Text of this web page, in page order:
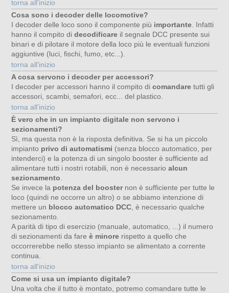
torna all'inizio
Cosa sono i decoder delle locomotive?
I decoder delle loco sono il componente più importante . Infatti
hanno il compito di decodificare il segnale DCC presente sui
binari e di pilotare il motore della loco più le eventuali funzioni
aggiuntive (luci, fischi, fumo, etc...).
torna all'inizio
A cosa servono i decoder per accessori?
I decoder per accessori hanno il compito di comandare tutti gli
accessori, scambi, semafori, ecc... del plastico.
torna all'inizio
È vero che in un impianto digitale non servono i
sezionamenti?
Sì, ma questa non è la risposta definitiva. Se si ha un piccolo
impianto privo di automatismi (senza blocco automatico, per
intenderci) e la potenza di un singolo booster è sufficiente ad
alimentare tutti i nostri rotabili, non è necessario alcun
sezionamento
Se invece la potenza del boosternon è sufficiente per tutte le
loco (quindi ne occorre un altro) o se abbiamo intenzione di
mettere un blocco automatico DCC , è necessario qualche
sezionamento.
A parità di tipo di esercizio (manuale, automatico, ...) il numero
di sezionamenti da fare è minore rispetto a quello che
occorrerebbe nello stesso impianto se alimentato a corrente
continua.
torna all'inizio
Come si usa un impianto digitale?
Una volta che il tutto è montato, potremo comandare tutte le